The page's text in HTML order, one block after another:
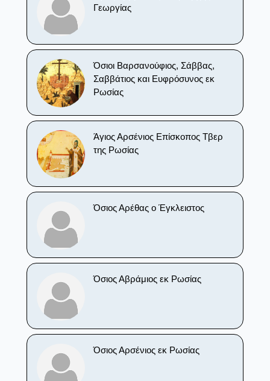
Γεωργίας
Όσιοι Βαρσανούφιος, Σάββας,
Σαββάτιος και Ευφρόσυνος εκ
Ρωσίας
Άγιος Αρσένιος Επίσκοπος Τβερ
της Ρωσίας
Όσιος Αρέθας ο Έγκλειστος
Όσιος Αβράμιος εκ Ρωσίας
Όσιος Αρσένιος εκ Ρωσίας